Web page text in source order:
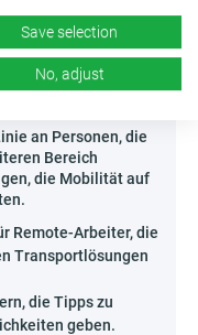
inspirieren und
davon
Greifen nah ist!
an Personen, die
Bereich
die Mobilität auf
Remote-Arbeiter, die
Transportlösungen
die Tipps zu
geben.
Save selection
No, adjust